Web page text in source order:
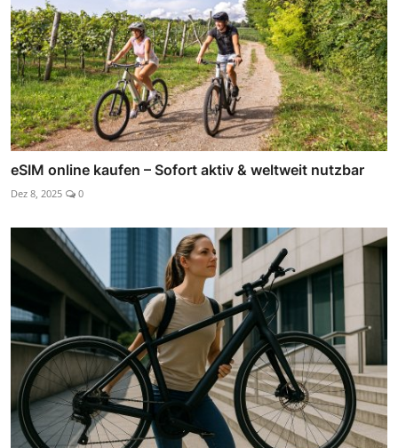
eSIM online kaufen – Sofort aktiv & weltweit nutzbar
Dez 8, 2025 0